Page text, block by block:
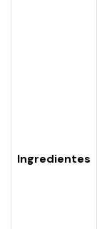
Ingredientes